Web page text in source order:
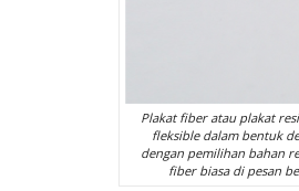
Plakat fiber atau plakat
fleksible dalam bentuk
dengan pemilihan bahan
fiber biasa di pesan